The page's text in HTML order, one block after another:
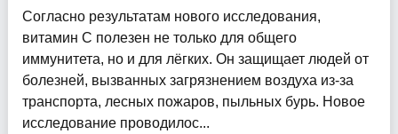
Согласно результатам нового исследования,
витамин С полезен не только для общего
иммунитета, но и для лёгких. Он защищает людей от
болезней, вызванных загрязнением воздуха из-за
транспорта, лесных пожаров, пыльных бурь. Новое
исследование проводилос...